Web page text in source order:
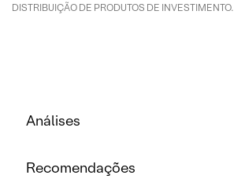
DISTRIBUIÇÃO DE PRODUTOS DE INVESTIMENTO.
Análises
Recomendações